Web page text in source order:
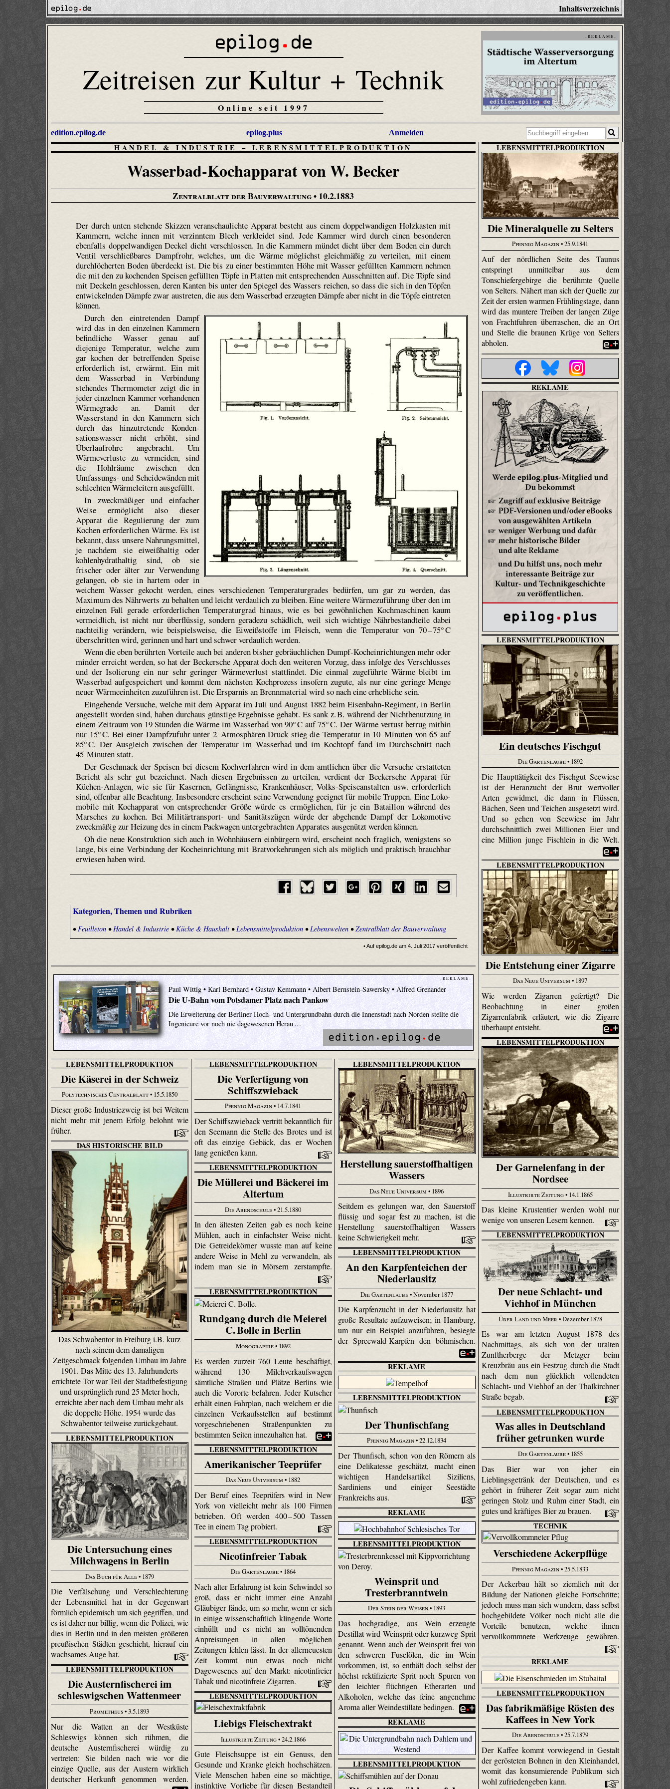
Inhaltsverzeichnis
Zeitreisen zur Kultur + Technik
Online seit 1997
- R E K L A M E -
edition.epilog.de epilog.plus Anmelden
HANDEL & INDUSTRIE–LEBENSMITTELPRODUKTION
Wasserbad-Kochapparat von W. Becker
Zentralblatt der Bauverwaltung• 10.2.1883
Der durch unten stehende Skizzen veranschaulichte Apparat besteht aus einem doppelwandigen Holzkasten mit
Kammern, welche innen mit verzinntem Blech verkleidet sind. Jede Kammer wird durch einen besonderen
ebenfalls doppelwandigen Deckel dicht verschlossen. In die Kammern mündet dicht über dem Boden ein durch
Ventil verschließbares Dampfrohr, welches, um die Wärme möglichst gleichmäßig zu verteilen, mit einem
durchlöcherten Boden überdeckt ist. Die bis zu einer bestimmten Höhe mit Wasser gefüllten Kammern nehmen
die mit den zu kochenden Speisen gefüllten Töpfe in Platten mit entsprechenden Ausschnitten auf. Die Töpfe sind
mit Deckeln geschlossen, deren Kanten bis unter den Spiegel des Wassers reichen, so dass die sich in den Töpfen
entwickelnden Dämpfe zwar austreten, die aus dem Wasserbad erzeugten Dämpfe aber nicht in die Töpfe eintreten
können.
Durch den eintretenden Dampf
wird das in den einzelnen Kammern
befindliche Wasser genau auf
diejenige Temperatur, welche zum
gar kochen der betreffenden Speise
erforderlich ist, erwärmt. Ein mit
dem Wasserbad in Verbindung
stehendes Thermometer zeigt die in
jeder einzelnen Kammer vorhandenen
Wärmegrade an. Damit der
Wasserstand in den Kammern sich
durch das hinzutretende Konden­
sations­wasser nicht erhöht, sind
Überlaufrohre angebracht. Um
Wärmeverluste zu vermeiden, sind
die Hohlräume zwischen den
Umfassungs- und Scheidewänden mit
schlechten Wärmeleitern ausgefüllt.
In zweckmäßiger und einfacher
Weise ermöglicht also dieser
Apparat die Regulierung der zum
Kochen erforderlichen Wärme. Es ist
bekannt, dass unsere Nahrungsmittel,
je nachdem sie eiweißhaltig oder
kohlen­hydrat­haltig sind, ob sie
frischer oder älter zur Verwendung
gelangen, ob sie in hartem oder in
weichem Wasser gekocht werden, eines verschiedenen Temperaturgrades bedürfen, um gar zu werden, das
Maximum des Nährwerts zu behalten und leicht verdaulich zu bleiben. Eine weitere Wärmezuführung über den im
einzelnen Fall gerade erforderlichen Temperaturgrad hinaus, wie es bei gewöhnlichen Kochmaschinen kaum
vermeidlich, ist nicht nur überflüssig, sondern geradezu schädlich, weil sich wichtige Nährbestandteile dabei
nachteilig verändern, wie beispielsweise, die Eiweißstoffe im Fleisch, wenn die Temperatur von 70 – 75° C
überschritten wird, gerinnen und hart und schwer verdaulich werden.
Wenn die eben berührten Vorteile auch bei anderen bisher gebräuchlichen Dumpf-Kocheinrichtungen mehr oder
minder erreicht werden, so hat der Beckersche Apparat doch den weiteren Vorzug, dass infolge des Verschlusses
und der Isolierung ein nur sehr geringer Wärmeverlust stattfindet. Die einmal zugeführte Wärme bleibt im
Wasserbad aufgespeichert und kommt dem nächsten Kochprozess insofern zugute, als nur eine geringe Menge
neuer Wärmeeinheiten zuzuführen ist. Die Ersparnis an Brennmaterial wird so nach eine erhebliche sein.
Eingehende Versuche, welche mit dem Apparat im Juli und August 1882 beim Eisenbahn-Regiment, in Berlin
angestellt worden sind, haben durchaus günstige Ergebnisse gehabt. Es sank z. B. während der Nichtbenutzung in
einem Zeitraum von 19 Stunden die Wärme im Wasserbad von 90° C auf 75° C. Der Wärme vertust betrug mithin
nur 15° C. Bei einer Dampfzufuhr unter 2 Atmosphären Druck stieg die Temperatur in 10 Minuten von 65 auf
85° C. Der Ausgleich zwischen der Temperatur im Wasserbad und im Kochtopf fand im Durchschnitt nach
45 Minuten statt.
Der Geschmack der Speisen bei diesem Kochverfahren wird in dem amtlichen über die Versuche erstatteten
Bericht als sehr gut bezeichnet. Nach diesen Ergebnissen zu urteilen, verdient der Beckersche Apparat für
Küchen-Anlagen, wie sie für Kasernen, Gefängnisse, Krankenhäuser, Volks-Speiseanstalten usw. erforderlich
sind, offenbar alle Beachtung. Insbesondere erscheint seine Verwendung geeignet für mobile Truppen. Eine Loko­
mobile mit Kochapparat von entsprechender Größe würde es ermöglichen, für je ein Bataillon während des
Marsches zu kochen. Bei Militärtransport- und Sanitätszügen würde der abgehende Dampf der Lokomotive
zweckmäßig zur Heizung des in einem Packwagen untergebrachten Apparates ausgenützt werden können.
Oh die neue Konstruktion sich auch in Wohnhäusern einbürgern wird, erscheint noch fraglich, wenigstens so
lange, bis eine Verbindung der Kocheinrichtung mit Bratvorkehrungen sich als möglich und praktisch brauchbar
erwiesen haben wird.
Kategorien, Themen und Rubriken
• Feuilleton • Handel & Industrie • Küche & Haushalt• Lebensmittelproduktion • Lebenswelten •Zentralblatt der Bauverwaltung
• Auf epilog.de am 4. Juli 2017 veröffentlicht
- R E K L A M E -
Paul Wittig • Karl Bernhard • Gustav Kemmann • Albert Bernstein-Sawersky • Alfred Grenander
Die U-Bahn vom Potsdamer Platz nach Pankow
Die Erweiterung der Berliner Hoch- und Untergrundbahn durch die Innenstadt nach Norden stellte die
Ingenieure vor noch nie dagewesenen Herau …
LEBENSMITTELPRODUKTION
Die Mineralquelle zu Selters
Pfennig Magazin• 25.9.1841
Auf der nördlichen Seite des Taunus
entspringt unmittelbar aus dem
Tonschiefergebirge die berühmte Quelle
von Selters. Nähert man sich der Quelle zur
Zeit der ersten warmen Frühlingstage, dann
wird das muntere Treiben der langen Züge
von Frachtfuhren überraschen, die an Ort
und Stelle die braunen Krüge von Selters
abholen.
REKLAME
LEBENSMITTELPRODUKTION
Ein deutsches Fischgut
Die Gartenlaube• 1892
Die Haupttätigkeit des Fischgut Seewiese
ist der Heran­zucht der Brut wertvoller
Arten gewidmet, die dann in Flüssen,
Bächen, Seen und Teichen ausgesetzt wird.
Und so gehen von Seewiese im Jahr
durchschnittlich zwei Millionen Eier und
eine Million junge Fischlein in die Welt.
LEBENSMITTELPRODUKTION
Die Entstehung einer Zigarre
Das Neue Universum • 1897
Wie werden Zigarren gefertigt? Die
Beobachtung in einer großen
Zigarrenfabrik erläutert, wie die Zigarre
überhaupt entsteht.
LEBENSMITTELPRODUKTION
Der Garnelenfang in der
Nordsee
Illustrirte Zeitung• 14.1.1865
Das kleine Krustentier werden wohl nur
wenige von unseren Lesern kennen.
LEBENSMITTELPRODUKTION
Die Käserei in der Schweiz
Polytechnisches Centralblatt• 15.5.1850
Dieser große Industriezweig ist bei Weitem
nicht mehr mit jenem Erfolg belohnt wie
früher.
LEBENSMITTELPRODUKTION
Die Verfertigung von
Schiffszwieback
Pfennig Magazin• 14.7.1841
Der Schiffszwieback vertritt bekanntlich für
den Seemann die Stelle des Brotes und ist
oft das einzige Gebäck, das er Wochen
lang genießen kann.
LEBENSMITTELPRODUKTION
Herstellung sauerstoffhaltigen
Wassers
Das Neue Universum • 1896
Seitdem es gelungen war, den Sauerstoff
flüssig und sogar fest zu machen, ist die
Herstellung sauerstoffhaltigen Wassers
keine Schwierigkeit mehr.
DAS HISTORISCHE BILD
Das Schwabentor in Freiburg i.B. kurz
nach seinem dem damaligen
Zeitgeschmack folgenden Umbau im Jahre
1901. Das Mitte des 13. Jahrhunderts
errichtete Tor war Teil der Stadtbefestigung
und ursprünglich rund 25 Meter hoch,
erreichte aber nach dem Umbau mehr als
die doppelte Höhe. 1954 wurde das
Schwabentor teilweise zurückgebaut.
LEBENSMITTELPRODUKTION
Die Untersuchung eines
Milchwagens in Berlin
Das Buch für Alle• 1879
Die Verfälschung und Verschlechterung
der Lebensmittel hat in der Gegenwart
förmlich epidemisch um sich gegriffen, und
es ist daher nur billig, wenn die Polizei, wie
dies in Berlin und in den meisten größeren
preußischen Städten geschieht, hierauf ein
wachsames Auge hat.
LEBENSMITTELPRODUKTION
Die Müllerei und Bäckerei im
Altertum
Die Abendschule• 21.5.1880
In den ältesten Zeiten gab es noch keine
Mühlen, auch in einfachster Weise nicht.
Die Getreidekörner wusste man auf keine
andere Weise in Mehl zu verwandeln, als
indem man sie in Mörsern zerstampfte.
LEBENSMITTELPRODUKTION
Der neue Schlacht- und
Viehhof in München
Über Land und Meer• Dezember 1878
Es war am letzten August 1878 des
Nachmittags, als sich von der uralten
Zunftherberge der Metzger beim
Kreuzbräu aus ein Festzug durch die Stadt
nach dem nun glücklich vollendeten
Schlacht- und Viehhof an der Thalkirchner
Straße begab.
LEBENSMITTELPRODUKTION
An den Karpfenteichen der
Niederlausitz
Die Gartenlaube• November 1877
Die Karpfenzucht in der Niederlausitz hat
große Resultate aufzuweisen; in Hamburg,
um nur ein Beispiel anzuführen, besiegte
der Spreewald-Karpfen den böhmischen.
LEBENSMITTELPRODUKTION
Rundgang durch die Meierei
C. Bolle in Berlin
Monographie• 1892
Es werden zurzeit 760 Leute beschäftigt,
während 130 Milchverkaufswagen
sämtliche Straßen und Plätze Berlins wie
auch die Vororte befahren. Jeder Kutscher
erhält einen Fahrplan, nach welchem er die
einzelnen Verkaufsstellen auf bestimmt
vorgeschriebenen Straßenpunkten zu
bestimmten Seiten innezuhalten hat.
REKLAME
LEBENSMITTELPRODUKTION
Der Thunfischfang
Pfennig Magazin• 22.12.1834
Der Thunfisch, schon von den Römern als
eine Delikatesse geschätzt, macht einen
wichtigen Handelsartikel Siziliens,
Sardiniens und einiger Seestädte
Frankreichs aus.
LEBENSMITTELPRODUKTION
Was alles in Deutschland
früher getrunken wurde
Die Gartenlaube• 1855
Das Bier war von jeher ein
Lieblingsgetränk der Deutschen, und es
gehört in früherer Zeit sogar zum nicht
geringen Stolz und Ruhm einer Stadt, ein
gutes und kräftiges Bier zu brauen.
LEBENSMITTELPRODUKTION
Amerikanischer Teeprüfer
Das Neue Universum • 1882
Der Beruf eines Teeprüfers wird in New
York von vielleicht mehr als 100 Firmen
betrieben. Oft werden 400 – 500 Tassen
Tee in einem Tag probiert.
REKLAME
LEBENSMITTELPRODUKTION
Weinsprit und
Tresterbranntwein
Der Stein der Weisen• 1893
Das hochgradige, aus Wein erzeugte
Destillat wird Weinsprit oder kurzweg Sprit
genannt. Wenn auch der Weinsprit frei von
den schweren Fuselölen, die im Wein
vorkommen, ist, so enthält doch selbst der
höchst rektifi­zierte Sprit noch Spuren von
den leichter flüchtigen Ether­arten und
Alkoholen, welche das feine angenehme
Aroma aller Weindestillate bedingen.
TECHNIK
Verschiedene Ackerpflüge
Pfennig Magazin• 25.5.1833
Der Ackerbau hält so ziemlich mit der
Bildung der Nationen gleiche Fortschritte;
jedoch muss man sich wundern, dass selbst
hochgebildete Völker noch nicht alle die
Vorteile benutzen, welche ihnen
vervollkommnete Werkzeuge gewähren.
LEBENSMITTELPRODUKTION
Nicotinfreier Tabak
Die Gartenlaube• 1864
Nach alter Erfahrung ist kein Schwindel so
groß, dass er nicht immer eine Anzahl
Gläubiger fände, um so mehr, wenn er sich
in einige wissenschaftlich klingende Worte
einhüllt und es nicht an volltönenden
Anpreisungen in allen möglichen
Zeitungen fehlen lässt. In der allerneuesten
Zeit kommt nun etwas noch nicht
Dagewesenes auf den Markt: nicotinfreier
Tabak und nicotinfreie Zigarren.
REKLAME
LEBENSMITTELPRODUKTION
Das fabrikmäßige Rösten des
Kaffees in New York
Die Abendschule• 25.7.1879
Der Kaffee kommt vorwiegend in Gestalt
der gerösteten Bohnen in den Kleinhandel,
womit das konsumierende Publikum sich
wohl zufriedengeben kann.
LEBENSMITTELPRODUKTION
Die Austernfischerei im
schleswigschen Wattenmeer
Prometheus• 3.5.1893
Nur die Watten an der Westküste
Schleswigs können sich rühmen, die
deutsche Austern­fischerei würdig zu
vertreten: Sie bilden nach wie vor die
einzige Quelle, aus der Austern wirklich
deutscher Herkunft genommen werden.
LEBENSMITTELPRODUKTION
Liebigs Fleischextrakt
Illustrirte Zeitung• 24.2.1866
Gute Fleischsuppe ist ein Genuss, den
Gesunde und Kranke gleich hochschätzen.
Viele Menschen haben eine so mächtige,
instinktive Vorliebe für diesen Bestandteil
REKLAME
LEBENSMITTELPRODUKTION